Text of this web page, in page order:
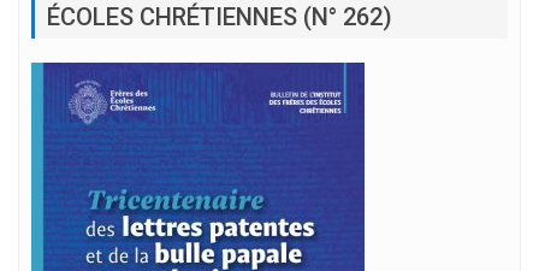
ÉCOLES CHRÉTIENNES (N° 262)